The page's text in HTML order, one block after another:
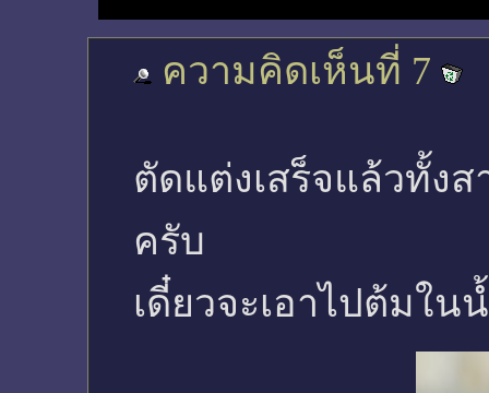
ความคิดเห็นที่ 7
ตัดแต่งเสร็จแล้วทั้ง
ครับ
เดี๋ยวจะเอาไปต้มใ